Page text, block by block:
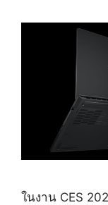
ในงาน CES